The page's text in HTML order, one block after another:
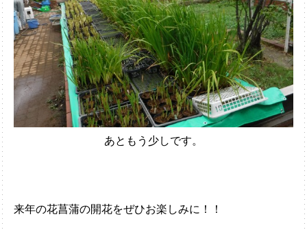
あともう少しです。
来年の花菖蒲の開花をぜひお楽しみに！！